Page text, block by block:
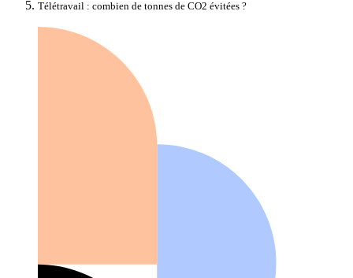
Télétravail : combien de tonnes de CO2 évitées ?